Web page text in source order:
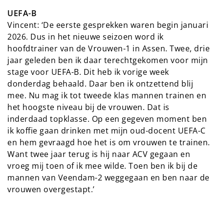
UEFA-B
Vincent: ‘De eerste gesprekken waren begin januari
2026. Dus in het nieuwe seizoen word ik
hoofdtrainer van de Vrouwen-1 in Assen. Twee, drie
jaar geleden ben ik daar terechtgekomen voor mijn
stage voor UEFA-B. Dit heb ik vorige week
donderdag behaald. Daar ben ik ontzettend blij
mee. Nu mag ik tot tweede klas mannen trainen en
het hoogste niveau bij de vrouwen. Dat is
inderdaad topklasse. Op een gegeven moment ben
ik koffie gaan drinken met mijn oud-docent UEFA-C
en hem gevraagd hoe het is om vrouwen te trainen.
Want twee jaar terug is hij naar ACV gegaan en
vroeg mij toen of ik mee wilde. Toen ben ik bij de
mannen van Veendam-2 weggegaan en ben naar de
vrouwen overgestapt.’